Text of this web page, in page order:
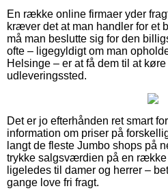
En række online firmaer yder
kræver det at man handler for et
må man beslutte sig for den
ofte – ligegyldigt om man
Helsinge – er at få dem til at
udleveringssted.
Det er jo efterhånden ret smart
information om priser på
langt de fleste Jumbo shops på
trykke salgsværdien på en række
ligeledes til damer og herrer –
gange love fri fragt.